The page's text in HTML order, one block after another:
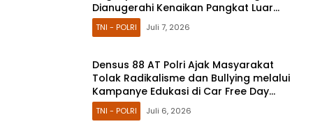
Dianugerahi Kenaikan Pangkat Luar
Biasa Anumerta
TNI - POLRI Juli 7, 2026
Densus 88 AT Polri Ajak Masyarakat
Tolak Radikalisme dan Bullying melalui
Kampanye Edukasi di Car Free Day
Makassar
TNI - POLRI Juli 6, 2026